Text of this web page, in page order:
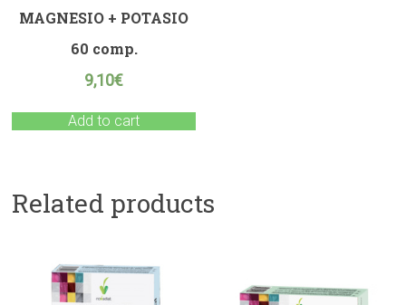
MAGNESIO + POTASIO
60 comp.
9,10€
Add to cart
Related products